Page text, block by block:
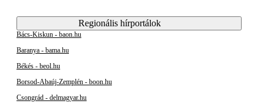
Regionális hírportálok
Bács-Kiskun - baon.hu
Baranya - bama.hu
Békés - beol.hu
Borsod-Abaúj-Zemplén - boon.hu
Csongrád - delmagyar.hu